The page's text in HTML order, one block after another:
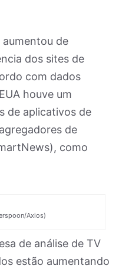
de
dos sites de
com dados
houve um
de aplicativos de
de
como
Axios)
de análise de TV
estão aumentando